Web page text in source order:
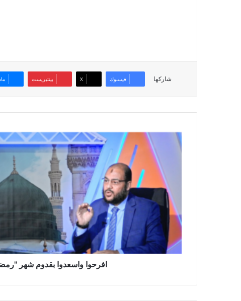
شاركها فيسبوك ‫X بينتيريست
افرحوا
واسعدوا
بقدوم
"رمضان
افرحوا واسعدوا بقدوم شهر